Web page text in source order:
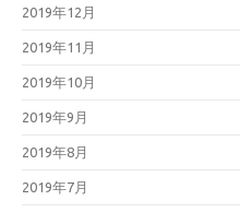
2019年12月
2019年11月
2019年10月
2019年9月
2019年8月
2019年7月